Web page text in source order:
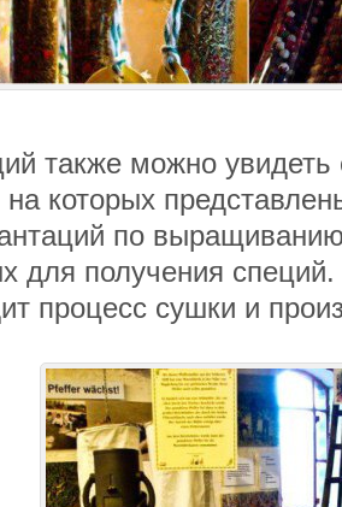
также можно увидеть
которых
по
для получения
процесс сушки и